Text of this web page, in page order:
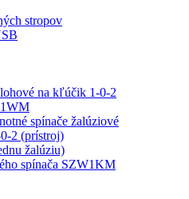
stropov
na kľúčik 1-0-2
spínače žalúziové
2 (prístroj)
žalúziu)
spínača SZW1KM